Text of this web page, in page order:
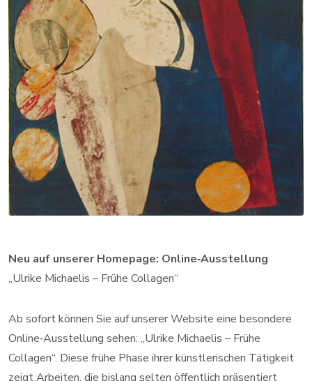
Neu auf unserer Homepage: Online‑Ausstellung
„Ulrike Michaelis – Frühe Collagen“
Ab sofort können Sie auf unserer Website eine besondere
Online‑Ausstellung sehen: „Ulrike Michaelis – Frühe
Collagen“. Diese frühe Phase ihrer künstlerischen Tätigkeit
zeigt Arbeiten, die bislang selten öffentlich präsentiert